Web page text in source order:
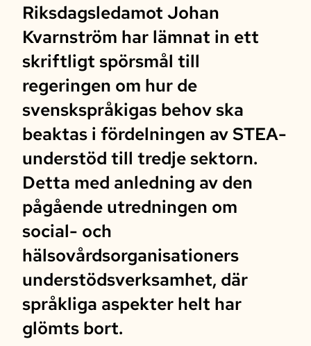
Riksdagsledamot Johan
Kvarnström har lämnat in ett
skriftligt spörsmål till
regeringen om hur de
svenskspråkigas behov ska
beaktas i fördelningen av STEA-
understöd till tredje sektorn.
Detta med anledning av den
pågående utredningen om
social- och
hälsovårdsorganisationers
understödsverksamhet, där
språkliga aspekter helt har
glömts bort.